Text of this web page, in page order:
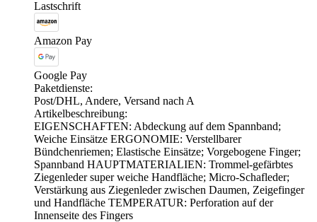
Lastschrift
Amazon Pay
Google Pay
Paketdienste:
Post/DHL, Andere, Versand nach A
Artikelbeschreibung:
EIGENSCHAFTEN: Abdeckung auf dem Spannband;
Weiche Einsätze ERGONOMIE: Verstellbarer
Bündchenriemen; Elastische Einsätze; Vorgebogene Finger;
Spannband HAUPTMATERIALIEN: Trommel-gefärbtes
Ziegenleder super weiche Handfläche; Micro-Schafleder;
Verstärkung aus Ziegenleder zwischen Daumen, Zeigefinger
und Handfläche TEMPERATUR: Perforation auf der
Innenseite des Fingers